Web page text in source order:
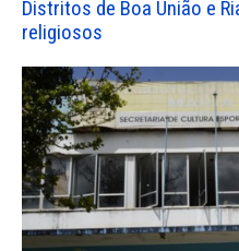
Distritos de Boa União e
religiosos